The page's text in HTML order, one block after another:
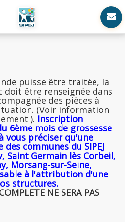
puisse être traitée, la
doit être renseignée dans
des pièces à
(Voir information
). Inscription
6ème mois de grossesse
vous préciser qu'une
communes du SIPEJ
Saint Germain lès Corbeil,
Morsang-sur-Seine,
à l'attribution d'une
structures.
NE SERA PAS